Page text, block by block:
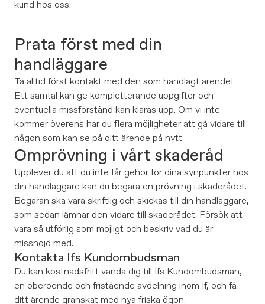
kund hos oss.​​​​​
Prata först med din
handläggare
Ta alltid först kontakt med den som handlagt ärendet.
Ett samtal kan ge kompletterande uppgifter och
eventuella missförstånd kan klaras upp. Om vi inte
kommer överens har du flera möjligheter att gå vidare till
någon som kan se på ditt ärende på nytt.
Omprövning i vårt skaderåd
Upplever du att du inte får gehör för dina synpunkter hos
din handläggare kan du begära en prövning i skaderådet.
Begäran ska vara skriftlig och skickas till din handläggare,
som sedan lämnar den vidare till skaderådet. Försök att
vara så utförlig som möjligt och beskriv vad du är
missnöjd med.
Kontakta Ifs Kundombudsman
Du kan kostnadsfritt vända dig till Ifs Kundombudsman,
en oberoende och fristående avdelning inom If, och få
ditt ärende granskat med nya friska ögon.